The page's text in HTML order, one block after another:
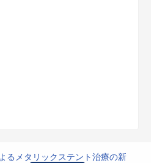
るメタリックステント治療の新